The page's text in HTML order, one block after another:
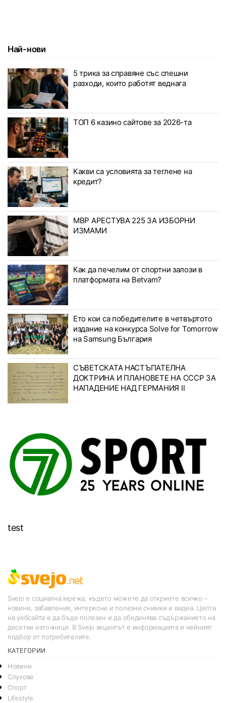
Най-нови
5 трика за справяне със спешни
разходи, които работят веднага
ТОП 6 казино сайтове за 2026-та
Какви са условията за теглене на
кредит?
МВР АРЕСТУВА 225 ЗА ИЗБОРНИ
ИЗМАМИ
Как да печелим от спортни залози в
платформата на Betvam?
Ето кои са победителите в четвъртото
издание на конкурса Solve for Tomorrow
на Samsung България
СЪВЕТСКАТА НАСТЪПАТЕЛНА
ДОКТРИНА И ПЛАНОВЕТЕ НА СССР ЗА
НАПАДЕНИЕ НАД ГЕРМАНИЯ II
test
Svejo е социална мрежа, където можете да откриете всичко –
новини, забавления, интересни и полезни снимки и видеа. Целта
на уебсайта е да бъде полезен и да обединява съдържанието на
десетки източници. В Svejo акцентът е информацията и нейният
подбор от потребителите.
КАТЕГОРИИ
Новини
Слухове
Спорт
Lifestyle